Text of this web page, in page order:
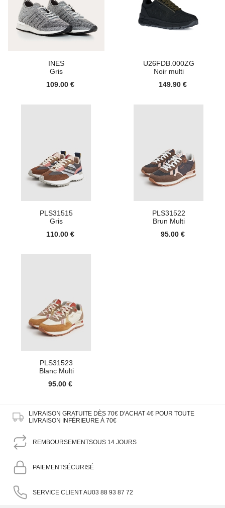
INES
Gris
109.00 €
U26FDB.000ZG
Noir multi
149.90 €
PLS31515
Gris
110.00 €
PLS31522
Brun Multi
95.00 €
PLS31523
Blanc Multi
95.00 €
LIVRAISON GRATUITE DÈS 70€ D'ACHAT 4€ POUR TOUTE
LIVRAISON INFÉRIEURE À 70€
REMBOURSEMENTSOUS 14 JOURS
PAIEMENTSÉCURISÉ
SERVICE CLIENT AU03 88 93 87 72